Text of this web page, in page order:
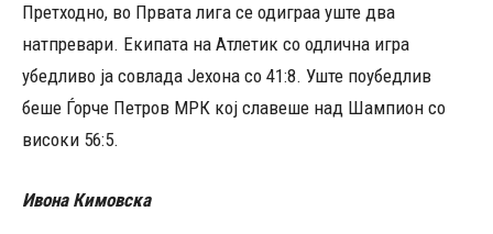
Претходно, во Првата лига се одиграа уште два
натпревари. Екипата на Атлетик со одлична игра
убедливо ја совлада Јехона со 41:8. Уште поубедлив
беше Ѓорче Петров МРК кој славеше над Шампион со
високи 56:5.
Ивона Кимовска